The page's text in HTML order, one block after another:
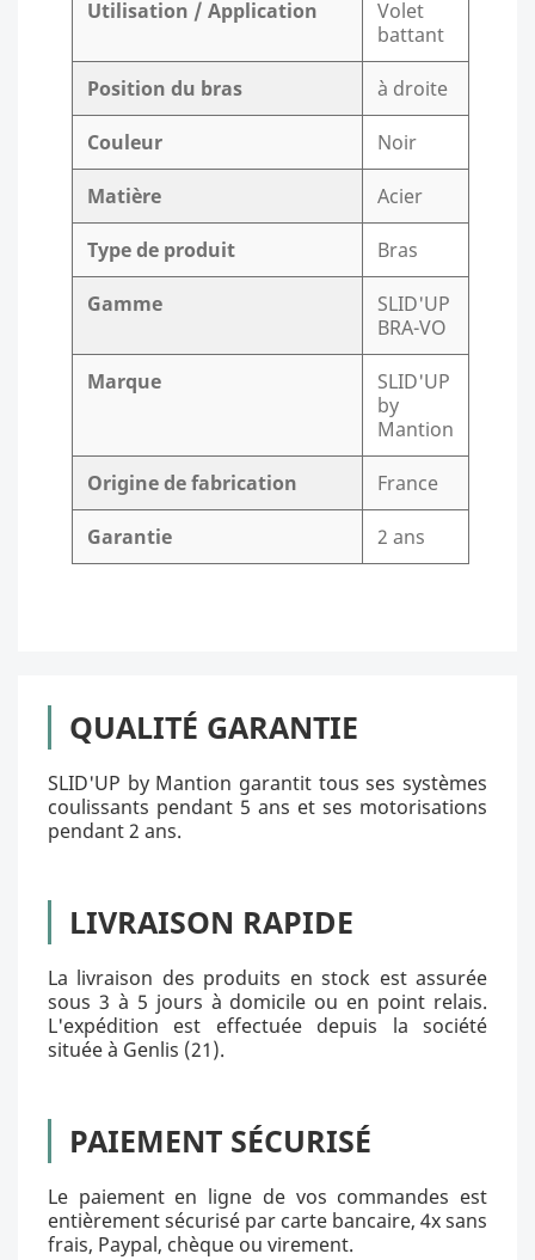
Utilisation / Application
Volet
battant
Position du bras à droite
Couleur Noir
Matière Acier
Type de produit Bras
Gamme
SLID'UP
BRA-VO
Marque
SLID'UP
by
Mantion
Origine de fabrication France
Garantie 2 ans
QUALITÉ GARANTIE
SLID'UP by Mantion garantit tous ses systèmes
coulissants pendant 5 ans et ses motorisations
pendant 2 ans.
LIVRAISON RAPIDE
La livraison des produits en stock est assurée
sous 3 à 5 jours à domicile ou en point relais.
L'expédition est effectuée depuis la société
située à Genlis (21).
PAIEMENT SÉCURISÉ
Le paiement en ligne de vos commandes est
entièrement sécurisé par carte bancaire, 4x sans
frais, Paypal, chèque ou virement.